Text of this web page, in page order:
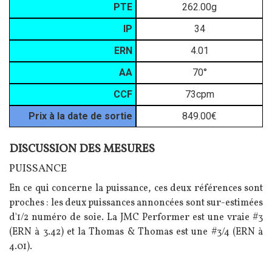
PTE
262.00g
IP
34
ERN
4.01
AA
70°
CCF
73cpm
Prix à la date de sortie
849.00€
Texte
DISCUSSION DES MESURES
PUISSANCE
En ce qui concerne la puissance, ces deux références sont
proches : les deux puissances annoncées sont sur-estimées
d'1/2 numéro de soie. La JMC Performer est une vraie #3
(ERN à 3.42) et la Thomas & Thomas est une #3/4 (ERN à
4.01).